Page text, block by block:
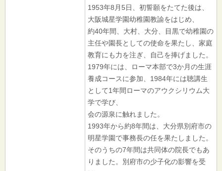
1953年8月5日、初誓願をたてた後は、
大阪城星学園幼稚園教諭をはじめ、
約40年間、大村、大分、目黒で幼稚園の
主任や園長としての使命を果たし、家庭
教育にも力を注ぎ、自己を捧げました。
1979年には、ローマ本部で3か月の生涯
養成コースに参加、1984年には聴講生
として1年間ローマのアウクシリウム大
学で学び、
会の源泉に触れました。
1993年から約8年間は、大分県別府市の
明星学園で事務長の任を果たしました。
そのうちの7年間は共同体の院長でもあ
りました。別府市の少子化の影響を受